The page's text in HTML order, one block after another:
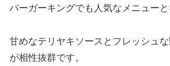
バーガーキングでも人気なメニューと
甘めなテリヤキソースとフレッシュ
が相性抜群です。